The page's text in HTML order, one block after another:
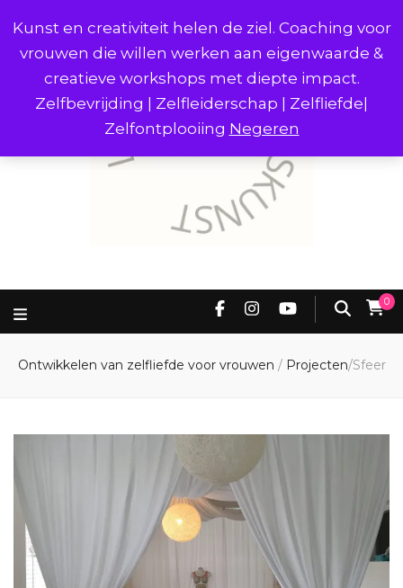
Kunst en creativiteit helen de ziel. Coaching voor
vrouwen die willen werken aan eigenwaarde &
creatieve workshops met diepte impact.
Zelfbevrijding | Zelfleiderschap | Zelfliefde|
Zelfontplooiing Negeren
0
Ontwikkelen van zelfliefde voor vrouwen / Projecten/Sfeer